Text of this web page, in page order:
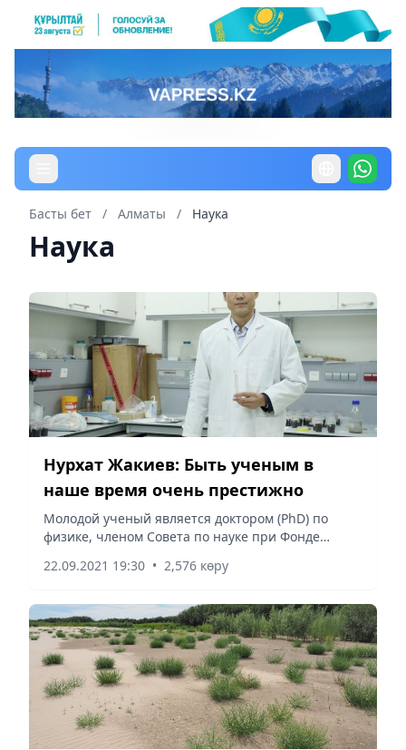
Басты бет / Алматы / Наука
Наука
Нурхат Жакиев: Быть ученым в
наше время очень престижно
Молодой ученый является доктором (PhD) по
физике, членом Совета по науке при Фонде
22.09.2021 19:30 • 2,576 көру